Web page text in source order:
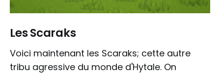
Les Scaraks
Voici maintenant les Scaraks; cette autre
tribu agressive du monde d'Hytale. On